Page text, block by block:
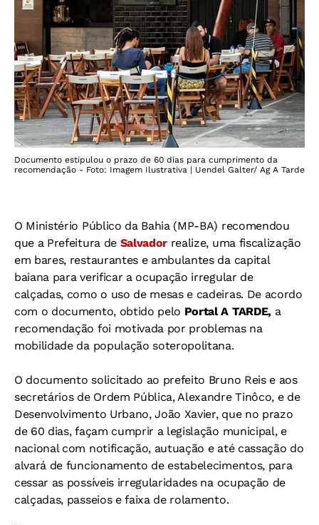
Documento estipulou o prazo de 60 dias para cumprimento da
recomendação - Foto: Imagem Ilustrativa | Uendel Galter/ Ag A Tarde
O Ministério Público da Bahia (MP-BA) recomendou
que a Prefeitura de Salvador realize, uma fiscalização
em bares, restaurantes e ambulantes da capital
baiana para verificar a ocupação irregular de
calçadas, como o uso de mesas e cadeiras. De acordo
com o documento, obtido pelo Portal A TARDE, a
recomendação foi motivada por problemas na
mobilidade da população soteropolitana.
O documento solicitado ao prefeito Bruno Reis e aos
secretários de Ordem Pública, Alexandre Tinôco, e de
Desenvolvimento Urbano, João Xavier, que no prazo
de 60 dias, façam cumprir a legislação municipal, e
nacional com notificação, autuação e até cassação do
alvará de funcionamento de estabelecimentos, para
cessar as possíveis irregularidades na ocupação de
calçadas, passeios e faixa de rolamento.